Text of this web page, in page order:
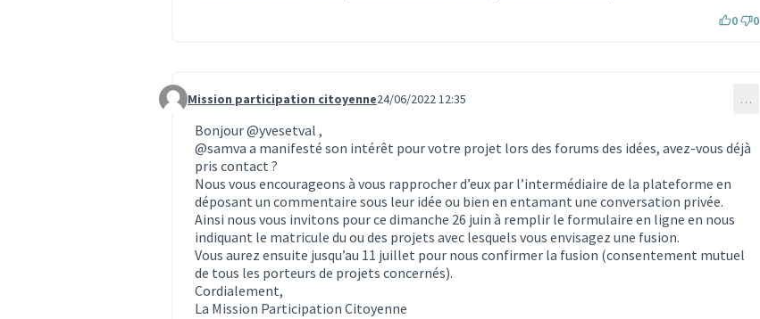
0 0
Commentaire 1889
Mission participation citoyenne24/06/2022 12:35 …
Bonjour@yvesetval ,
@samva a manifesté son intérêt pour votre projet lors des forums des idées, avez-vous déjà
pris contact ?
Nous vous encourageons à vous rapprocher d’eux par l’intermédiaire de la plateforme en
déposant un commentaire sous leur idée ou bien en entamant une conversation privée.
Ainsi nous vous invitons pour ce dimanche 26 juin à remplir le formulaire en ligne en nous
indiquant le matricule du ou des projets avec lesquels vous envisagez une fusion.
Vous aurez ensuite jusqu’au 11 juillet pour nous confirmer la fusion (consentement mutuel
de tous les porteurs de projets concernés).
Cordialement,
La Mission Participation Citoyenne